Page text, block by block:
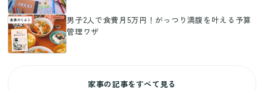
男子2人で食費月5万円！がっつり満腹を叶える予算
管理ワザ
家事の記事をすべて見る